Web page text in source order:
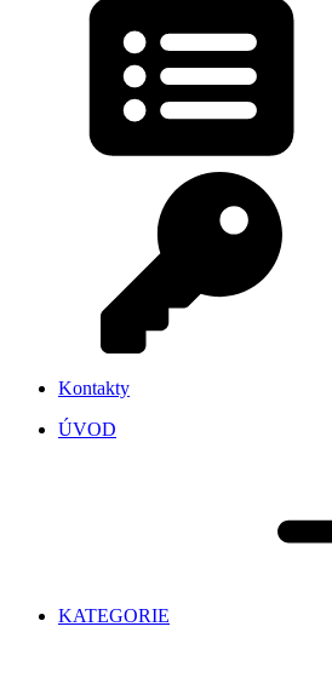
Kontakty
ÚVOD
KATEGORIE